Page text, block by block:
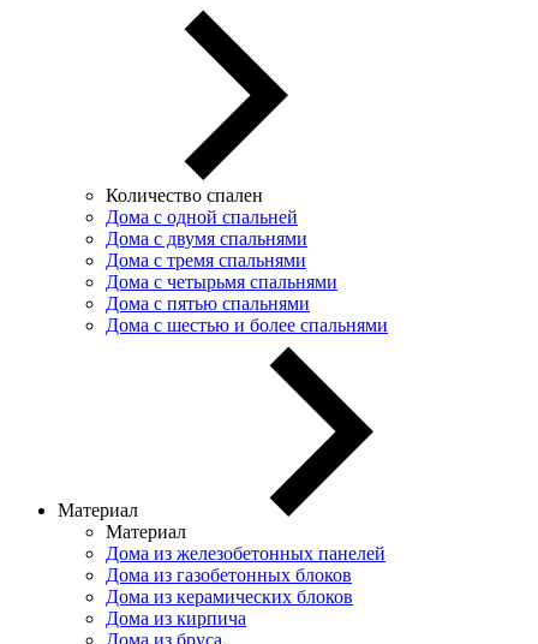
Количество спален
Дома с одной спальней
Дома с двумя спальнями
Дома с тремя спальнями
Дома с четырьмя спальнями
Дома с пятью спальнями
Дома с шестью и более спальнями
Материал
Материал
Дома из железобетонных панелей
Дома из газобетонных блоков
Дома из керамических блоков
Дома из кирпича
Дома из бруса